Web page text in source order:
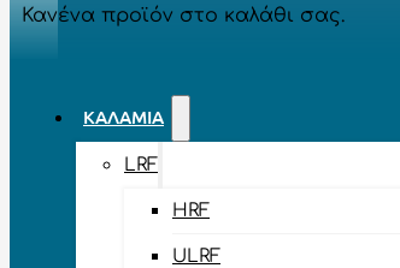
Κανένα προϊόν στο καλάθι σας.
ΚΑΛΆΜΙΑ
LRF
HRF
ULRF